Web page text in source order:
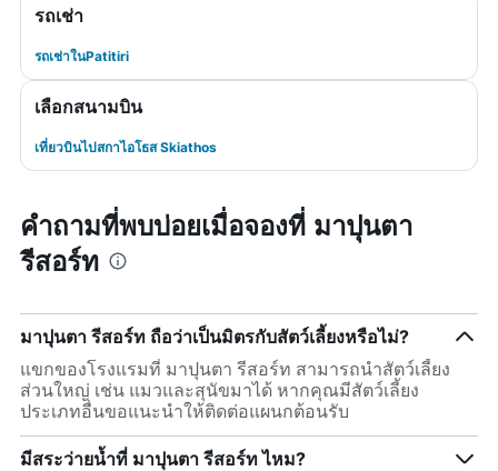
รถเช่า
รถเช่าในPatitiri
เลือกสนามบิน
เที่ยวบินไปสกาไอโธส Skiathos
คำถามที่พบบ่อยเมื่อจองที่ มาปุนตา
รีสอร์ท
มาปุนตา รีสอร์ท ถือว่าเป็นมิตรกับสัตว์เลี้ยงหรือไม่?
แขกของโรงแรมที่ มาปุนตา รีสอร์ท สามารถนำสัตว์เลี้ยง
ส่วนใหญ่ เช่น แมวและสุนัขมาได้ หากคุณมีสัตว์เลี้ยง
ประเภทอื่นขอแนะนำให้ติดต่อแผนกต้อนรับ
มีสระว่ายน้ำที่ มาปุนตา รีสอร์ท ไหม?